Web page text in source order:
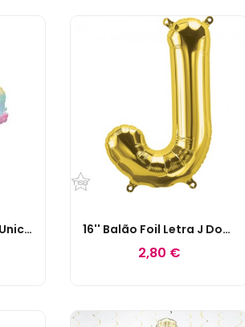
Balão Foil Airwalker Unicórnio Encantado 16'' Balão Foil Letra J Dourado
2,80 €